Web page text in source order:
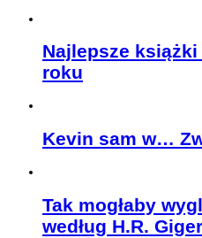
Najlepsze
roku
Kevin sam w…
Tak mogłaby
według H.R.